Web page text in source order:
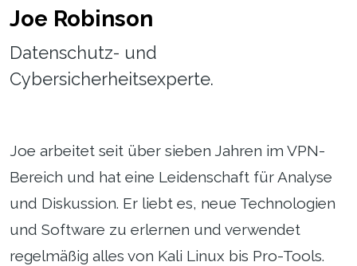
Joe Robinson
Datenschutz- und
Cybersicherheitsexperte.
Joe arbeitet seit über sieben Jahren im VPN-
Bereich und hat eine Leidenschaft für Analyse
und Diskussion. Er liebt es, neue Technologien
und Software zu erlernen und verwendet
regelmäßig alles von Kali Linux bis Pro-Tools.